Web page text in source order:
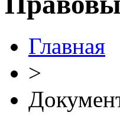
Главная
>